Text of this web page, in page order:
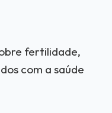
fertilidade,
com a saúde